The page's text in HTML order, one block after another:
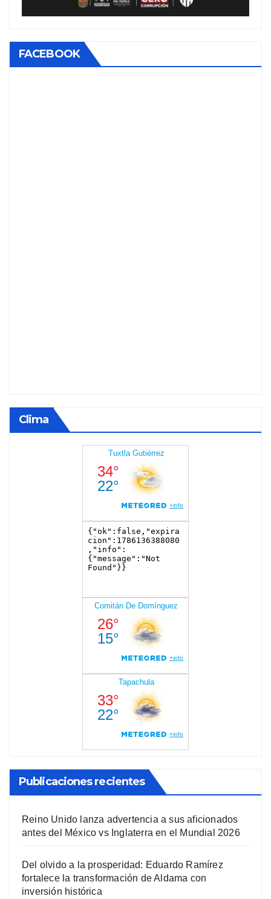
FACEBOOK
Clima
Publicaciones recientes
Reino Unido lanza advertencia a sus aficionados
antes del México vs Inglaterra en el Mundial 2026
Del olvido a la prosperidad: Eduardo Ramírez
fortalece la transformación de Aldama con
inversión histórica